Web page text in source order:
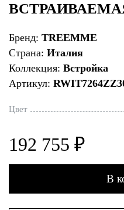
Бренд: TREEMME
Страна: Италия
Коллекция: Встройка
Артикул:
Цвет
192 755 ₽
В